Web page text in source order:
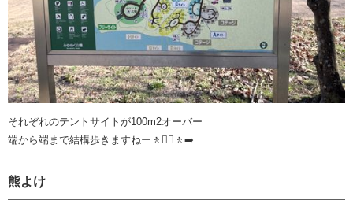
それぞれのテントサイトが100m2オーバー
端から端まで結構歩きますねー🚶🚶‍♂️🚶‍➡️
熊よけ